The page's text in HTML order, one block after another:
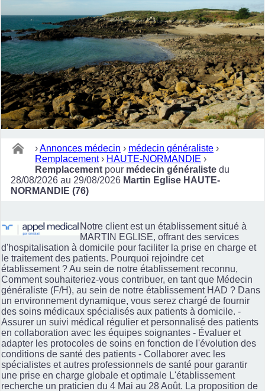
›Annonces médecin › médecin généraliste ›
Remplacement › HAUTE-NORMANDIE ›
Remplacement pour médecin généraliste du
28/08/2026 au 29/08/2026 Martin Eglise HAUTE-
NORMANDIE (76)
Notre client est un établissement situé à
MARTIN EGLISE, offrant des services
d'hospitalisation à domicile pour faciliter la prise en charge et
le traitement des patients. Pourquoi rejoindre cet
établissement ? Au sein de notre établissement reconnu,
Comment souhaiteriez-vous contribuer, en tant que Médecin
généraliste (F/H), au sein de notre établissement HAD ? Dans
un environnement dynamique, vous serez chargé de fournir
des soins médicaux spécialisés aux patients à domicile. -
Assurer un suivi médical régulier et personnalisé des patients
en collaboration avec les équipes soignantes - Évaluer et
adapter les protocoles de soins en fonction de l'évolution des
conditions de santé des patients - Collaborer avec les
spécialistes et autres professionnels de santé pour garantir
une prise en charge globale et optimale L'établissement
recherche un praticien du 4 Mai au 28 Août. La proposition de